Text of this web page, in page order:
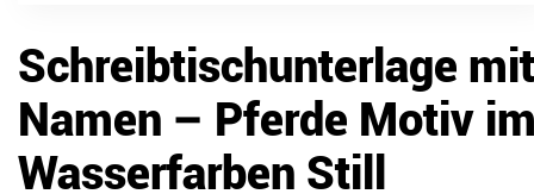
Schreibtischunterlage mit
Namen – Pferde Motiv
Wasserfarben Still